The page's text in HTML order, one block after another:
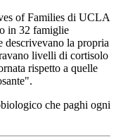
of Families di UCLA
in 32 famiglie
descrivevano la propria
livelli di cortisolo
rispetto a quelle
che paghi ogni